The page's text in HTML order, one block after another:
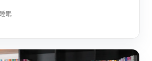
睡眠